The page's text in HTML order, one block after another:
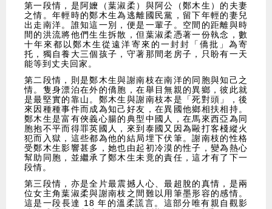
第一段情，是阿嬤（葉淑柔）與阿公（鄭木生）的夫妻
之情。年輕時的鄭木生為逃離國民黨，留下年輕的妻兒
出走南洋。誰知這一別，便是一輩子。空間的距離與時
間的洪流將他們生生拆散，但葉淑柔憑著一份執念，數
十年來都以鄭木生從遠洋寄來的一封封「僑批」為寄
托，獨自養大三個孩子，守著那間老房子，只盼有一天
能等到丈夫回家。
第二段情，則是鄭木生與謝南枝在南洋的同胞與知己之
情。隻身漂泊在外的僑胞，在舉目無親的異鄉，彼此就
是最堅實的靠山。鄭木生與謝南枝本是「死對頭」，後
來因種種事件而成為知己好友，在異國他鄉相扶相持。
鄭木生是富有俠義心腸的典型中國人，在馬來西亞為同
胞抱不平而得罪英國人，來到泰國又因為毆打客棧縱火
犯而入獄，這些都為他的結局埋下伏筆。謝南枝的性格
受鄭木生影響甚多，她也由起初冷漠的性子，變為熱心
幫助同胞，並繼承了鄭木生未竟的責任，這才有了下一
段情。
第三段情，亦是全片最震撼人心、最超脫的真情，是兩
位女主角葉淑柔與謝南枝之間難以用筆墨形容的感情。
這是一段長達 18 年的溫柔謊言。這部分唯有親自觀影